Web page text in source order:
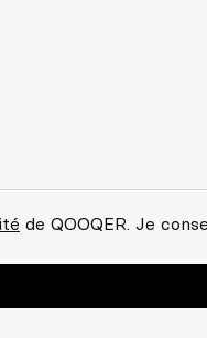
de QOOQER. Je